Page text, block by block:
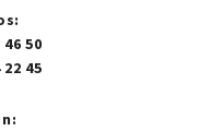
:
50
45
: